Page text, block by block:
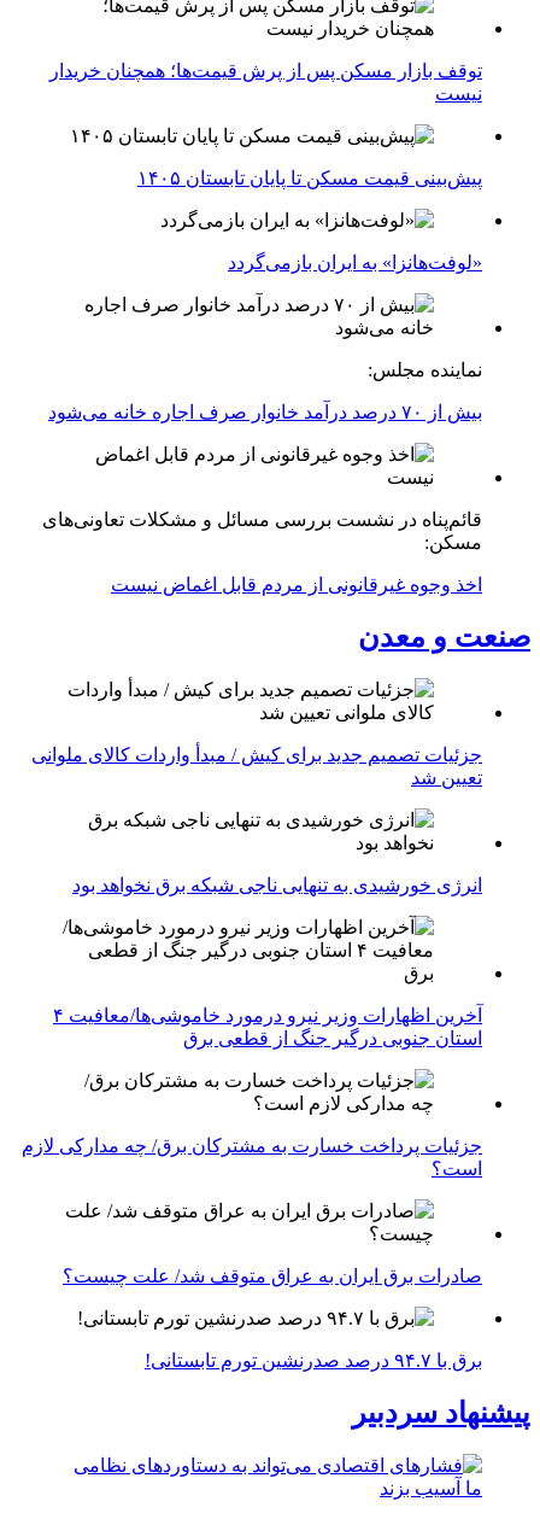
توقف بازار مسکن پس از پرش قیمت‌ها؛ همچنان خریدار
نیست
پیش‌بینی قیمت مسکن تا پایان تابستان ۱۴۰۵
«لوفت‌هانزا» به ایران بازمی‌گردد
نماینده مجلس:
بیش از ۷۰ درصد درآمد خانوار صرف اجاره خانه می‌شود
قائم‌پناه در نشست بررسی مسائل و مشکلات تعاونی‌های
مسکن:
اخذ وجوه غیرقانونی از مردم قابل اغماض نیست
صنعت و معدن
جزئیات تصمیم جدید برای کیش / مبدأ واردات کالای ملوانی
تعیین شد
انرژی خورشیدی به تنهایی ناجی شبکه برق نخواهد بود
آخرین اظهارات وزیر نیرو درمورد خاموشی‌ها/معافیت ۴
استان جنوبی درگیر جنگ از قطعی برق
جزئیات پرداخت خسارت به مشترکان برق/ چه مدارکی لازم
است؟
صادرات برق ایران به عراق متوقف شد/ علت چیست؟
برق با ۹۴.۷ درصد صدرنشین تورم تابستانی!
پیشنهاد سردبیر